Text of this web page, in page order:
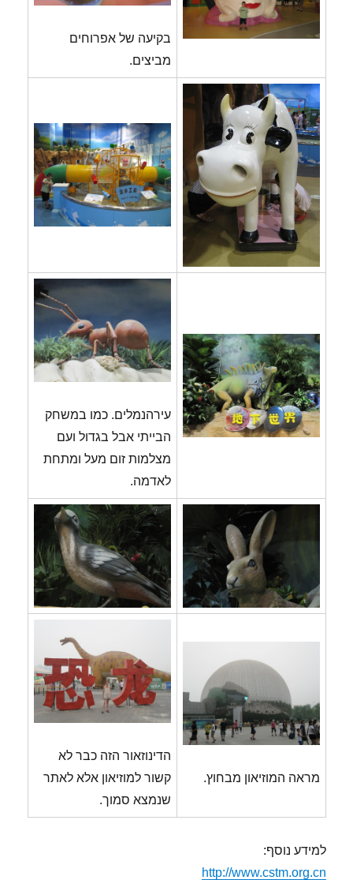
בקיעה של אפרוחים
מביצים.
עירהנמלים. כמו במשחק
הבייתי אבל בגדול ועם
מצלמות זום מעל ומתחת
לאדמה.
מראה המוזיאון מבחוץ.
הדינוזאור הזה כבר לא
קשור למוזיאון אלא לאתר
שנמצא סמוך.
למידע נוסף:
http://www.cstm.org.cn